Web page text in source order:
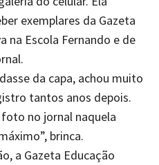
exemplares da Gazeta
na Escola Fernando e de
da capa, achou muito
tantos anos depois.
no jornal naquela
brinca.
a Gazeta Educação